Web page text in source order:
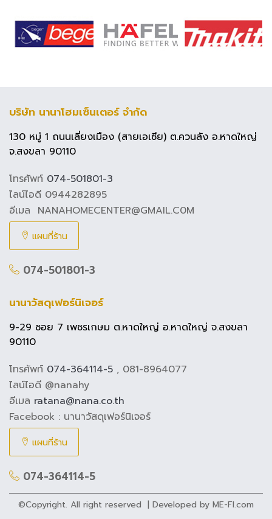
บริษัท นานาโฮมเซ็นเตอร์ จำกัด
130 หมู่ 1 ถนนเลี่ยงเมือง (สายเอเซีย) ต.ควนลัง อ.หาดใหญ่
จ.สงขลา 90110
โทรศัพท์ 074-501801-3
ไลน์ไอดี 0944282895
อีเมล NANAHOMECENTER@GMAIL.C0M
แผนที่ร้าน
074-501801-3
นานาวัสดุเฟอร์นิเจอร์
9-29 ซอย 7 เพชรเกษม ต.หาดใหญ่ อ.หาดใหญ่ จ.สงขลา
90110
โทรศัพท์ 074-364114-5 , 081-8964077
ไลน์ไอดี @nanahy
อีเมล ratana@nana.co.th
Facebook : นานาวัสดุเฟอร์นิเจอร์
แผนที่ร้าน
074-364114-5
©Copyright. All right reserved | Developed by ME-FI.com